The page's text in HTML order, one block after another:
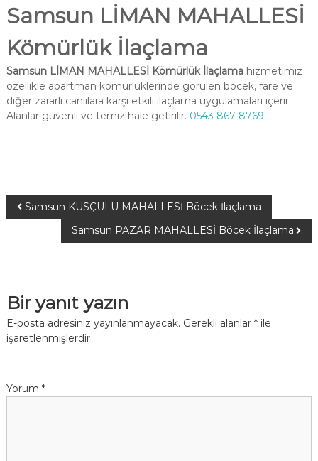
Samsun LİMAN MAHALLESİ
Kömürlük İlaçlama
Samsun LİMAN MAHALLESİ Kömürlük İlaçlamahizmetimiz
özellikle apartman kömürlüklerinde görülen böcek, fare ve
diğer zararlı canlılara karşı etkili ilaçlama uygulamaları içerir.
Alanlar güvenli ve temiz hale getirilir. 0543 867 8769
Samsun KUSÇULU MAHALLESİ Böcek İlaçlama
Samsun PAZAR MAHALLESİ Böcek İlaçlama
Bir yanıt yazın
E-posta adresiniz yayınlanmayacak. Gerekli alanlar *ile
işaretlenmişlerdir
Yorum *